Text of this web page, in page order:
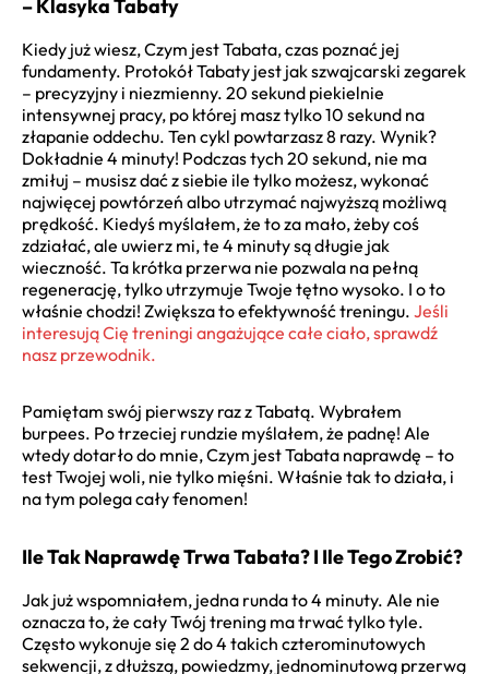
– Klasyka Tabaty
Kiedy już wiesz, Czym jest Tabata, czas poznać jej
fundamenty. Protokół Tabaty jest jak szwajcarski zegarek
– precyzyjny i niezmienny. 20 sekund piekielnie
intensywnej pracy, po której masz tylko 10 sekund na
złapanie oddechu. Ten cykl powtarzasz 8 razy. Wynik?
Dokładnie 4 minuty! Podczas tych 20 sekund, nie ma
zmiłuj – musisz dać z siebie ile tylko możesz, wykonać
najwięcej powtórzeń albo utrzymać najwyższą możliwą
prędkość. Kiedyś myślałem, że to za mało, żeby coś
zdziałać, ale uwierz mi, te 4 minuty są długie jak
wieczność. Ta krótka przerwa nie pozwala na pełną
regenerację, tylko utrzymuje Twoje tętno wysoko. I o to
właśnie chodzi! Zwiększa to efektywność treningu. Jeśli
interesują Cię treningi angażujące całe ciało, sprawdź
nasz przewodnik.
Pamiętam swój pierwszy raz z Tabatą. Wybrałem
burpees. Po trzeciej rundzie myślałem, że padnę! Ale
wtedy dotarło do mnie, Czym jest Tabata naprawdę – to
test Twojej woli, nie tylko mięśni. Właśnie tak to działa, i
na tym polega cały fenomen!
Ile Tak Naprawdę Trwa Tabata? I Ile Tego Zrobić?
Jak już wspomniałem, jedna runda to 4 minuty. Ale nie
oznacza to, że cały Twój trening ma trwać tylko tyle.
Często wykonuje się 2 do 4 takich czterominutowych
sekwencji, z dłuższą, powiedzmy, jednominutową przerwą